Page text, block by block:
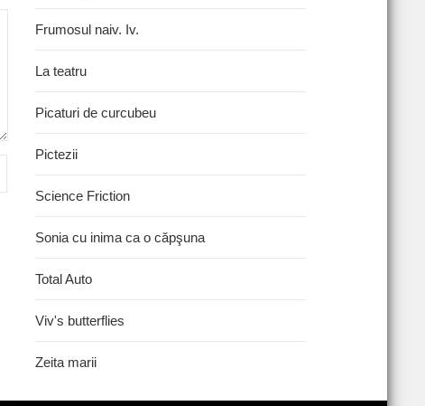
Frumosul naiv. Iv.
La teatru
Picaturi de curcubeu
Pictezii
Science Friction
Sonia cu inima ca o căpşuna
Total Auto
Viv's butterflies
Zeita marii